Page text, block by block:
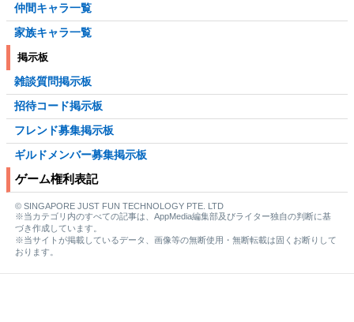
仲間キャラ一覧
家族キャラ一覧
掲示板
雑談質問掲示板
招待コード掲示板
フレンド募集掲示板
ギルドメンバー募集掲示板
ゲーム権利表記
© SINGAPORE JUST FUN TECHNOLOGY PTE. LTD
※当カテゴリ内のすべての記事は、AppMedia編集部及びライター独自の判断に基
づき作成しています。
※当サイトが掲載しているデータ、画像等の無断使用・無断転載は固くお断りして
おります。